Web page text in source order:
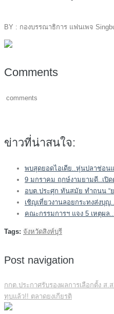
BY : กองบรรณาธิการ แฟนเพจ
Comments
comments
ข่าวที่น่าสนใจ:
พบสุดยอดไอเดีย..หุ่นปลาช่อน
9 มกราคม ฤกษ์งามยามดี..เปิด
อบต.ประศุก ทันสมัย ทำถนน “
เชิญเที่ยวงานลอยกระทงส่งบุ
คณะกรรมการฯ แจง 5 เหตุผล
Tags: จังหวัดสิงห์บุรี
Post navigation
กกต.ประกาศรับรองผลการเลือกตั้ง ส.
ทุบแล้ว!! ตลาดยงเกียรติ